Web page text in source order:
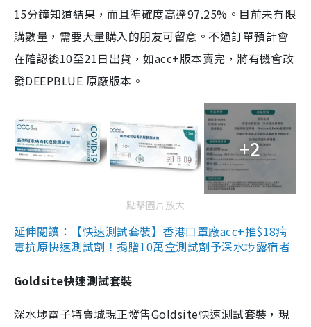
15分鐘知道結果，而且準確度高達97.25%。目前未有限
購數量，需要大量購入的朋友可留意。不過訂單預計會
在確認後10至21日出貨，如acc+版本賣完，將有機會改
發DEEPBLUE 原廠版本。
+2
點擊圖片放大
延伸閱讀：【快速測試套裝】香港口罩廠acc+推$18病
毒抗原快速測試劑！捐贈10萬盒測試劑予深水埗露宿者
Goldsite快速測試套裝
深水埗電子特賣城現正發售Goldsite快速測試套裝，現